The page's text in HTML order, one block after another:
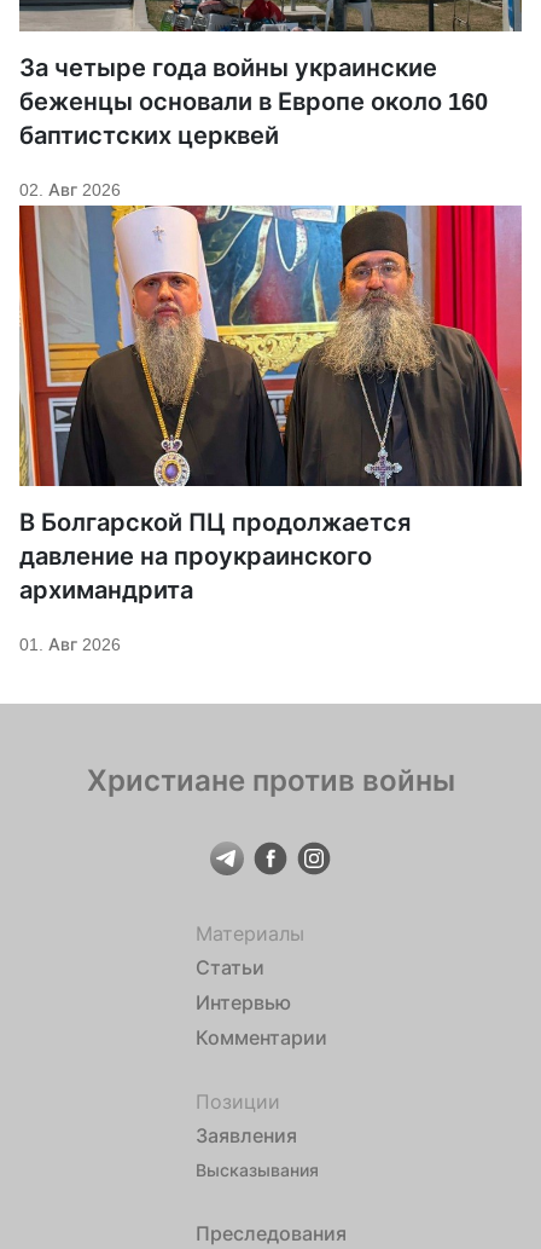
За четыре года войны украинские
беженцы основали в Европе около 160
баптистских церквей
02. Авг 2026
В Болгарской ПЦ продолжается
давление на проукраинского
архимандрита
01. Авг 2026
Христиане против войны
Материалы
Статьи
Интервью
Комментарии
Позиции
Заявления
Высказывания
Преследования